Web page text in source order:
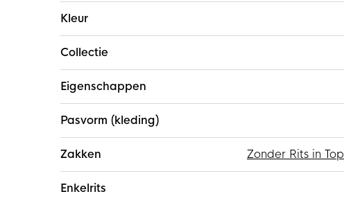
Kleur
Collectie
Eigenschappen
Pasvorm (kleding)
Zakken Zonder Rits in Top
Enkelrits